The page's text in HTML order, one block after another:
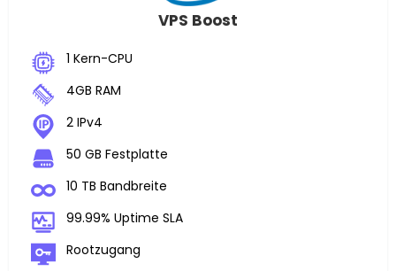
VPS Boost
1 Kern-CPU
4GB RAM
2 IPv4
50 GB Festplatte
10 TB Bandbreite
99.99% Uptime SLA
Rootzugang